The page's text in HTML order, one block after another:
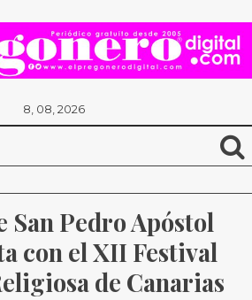
8, 08, 2026
San Pedro Apóstol
con el XII Festival
de Canarias